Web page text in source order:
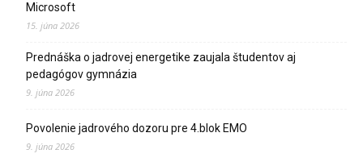
Microsoft
15. júna 2026
Prednáška o jadrovej energetike zaujala študentov aj
pedagógov gymnázia
9. júna 2026
Povolenie jadrového dozoru pre 4.blok EMO
9. júna 2026